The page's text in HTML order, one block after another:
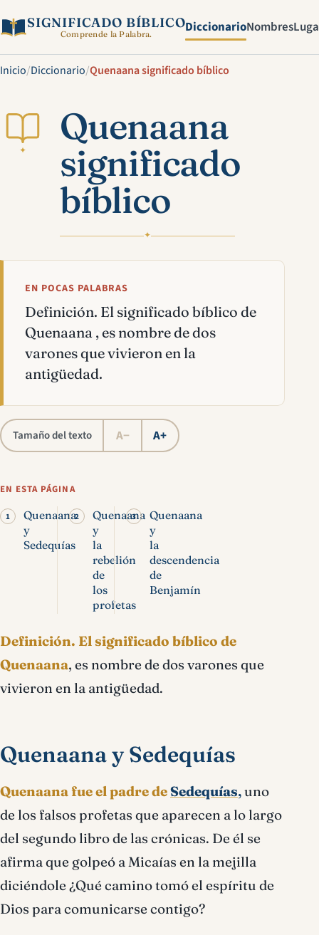
SIGNIFICADO BÍBLICO
Comprende la Palabra. DiccionarioNombres
Inicio/Diccionario/Quenaana significado bíblico
✦
Quenaana
significado
bíblico
✦
EN POCAS PALABRAS
Definición. El significado bíblico de
Quenaana , es nombre de dos
varones que vivieron en la
antigüedad.
Tamaño del texto A− A+
EN ESTA PÁGINA
Quenaana
y
Sedequías
Quenaana
y
la
rebelión
de
los
profetas
Quenaana
y
la
descendencia
de
Benjamín
Definición. El significado bíblico de
Quenaana, es nombre de dos varones que
vivieron en la antigüedad.
Quenaana y Sedequías
Quenaana fue el padre deSedequías,uno
de los falsos profetas que aparecen a lo largo
del segundo libro de las crónicas. De él se
afirma que golpeó a Micaías en la mejilla
diciéndole ¿Qué camino tomó el espíritu de
Dios para comunicarse contigo?